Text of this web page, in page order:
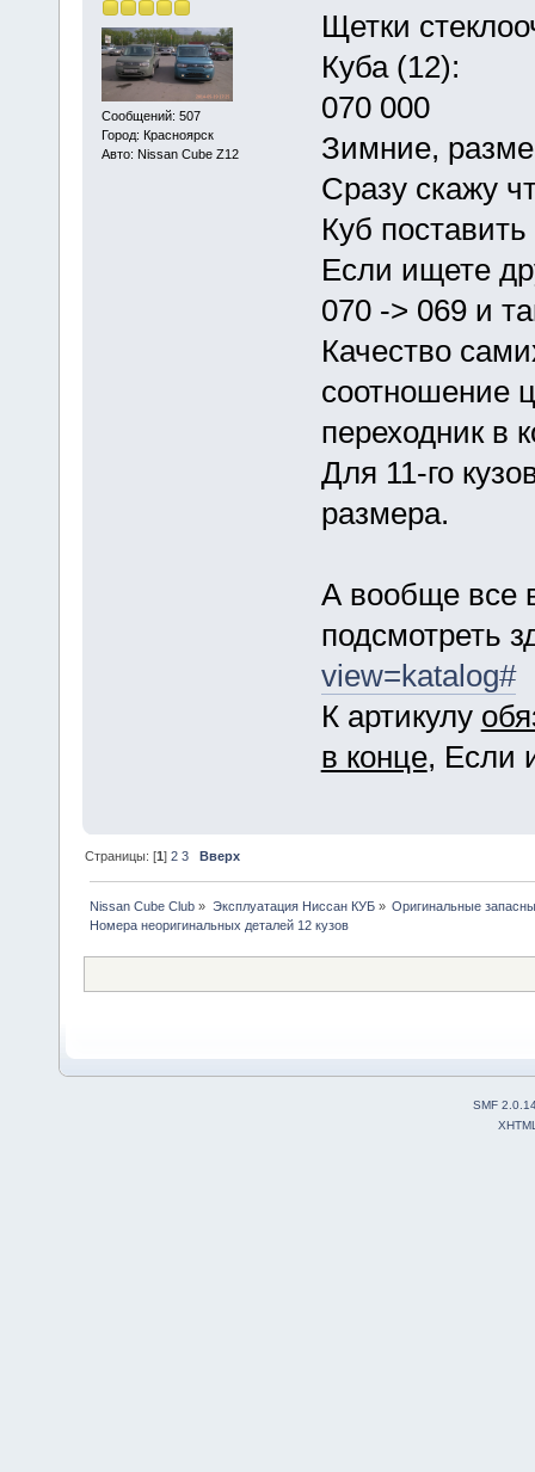
Сообщений: 507
Город: Красноярск
Авто: Nissan Cube Z12
Щетки
Куба (12):
070 000
Зимние,
Сразу скажу
Куб
Если ищете
070 -> 069 и
Качество
соотношение
переходник в
Для 11-го
размера.
А вообще все
подсмотреть
view=katalog#
К артикулу
в конце, Если
Страницы: [1]2 3 Вверх
Nissan Cube Club » Эксплуатация Ниссан КУБ» Оригинальные
Номера неоригинальных деталей 12 кузов
SMF